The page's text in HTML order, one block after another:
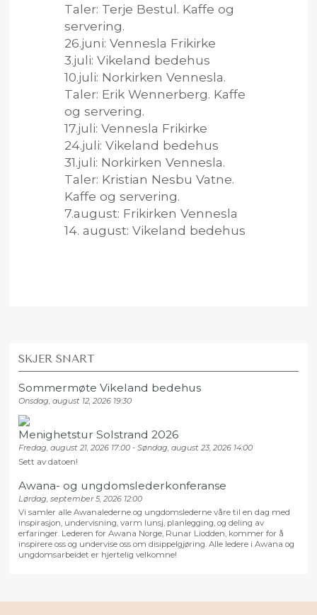
Taler: Terje Bestul. Kaffe og
servering.
26.juni: Vennesla Frikirke
3.juli: Vikeland bedehus
10.juli: Norkirken Vennesla.
Taler: Erik Wennerberg. Kaffe
og servering.
17.juli: Vennesla Frikirke
24.juli: Vikeland bedehus
31.juli: Norkirken Vennesla.
Taler: Kristian Nesbu Vatne.
Kaffe og servering.
7.august: Frikirken Vennesla
14. august: Vikeland bedehus
SKJER SNART
Sommermøte Vikeland bedehus
Onsdag, august 12, 2026 19:30
Menighetstur Solstrand 2026
Fredag, august 21, 2026 17:00 - Søndag, august 23, 2026 14:00
Sett av datoen!
Awana- og ungdomslederkonferanse
Lørdag, september 5, 2026 12:00
Vi samler alle Awanalederne og ungdomslederne våre til en dag med
inspirasjon, undervisning, varm lunsj, planlegging, og deling av
erfaringer. Lederen for Awana Norge, Runar Liodden, kommer for å
inspirere oss og undervise oss om disippelgjøring. Alle ledere i Awana og
ungdomsarbeidet er hjertelig velkomne!